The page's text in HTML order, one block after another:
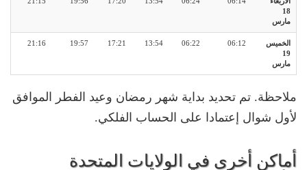
18
مارس
الخميس
19
مارس
06:12
06:22
13:54
17:21
19:57
21:16
ملاحظة. تم تحديد بداية شهر رمضان وعيد الفطر الموافق
لأول شوال إعتمادا على الحساب الفلكي.
أماكن أخرى في الولايات المتحدة